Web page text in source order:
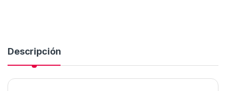
Descripción